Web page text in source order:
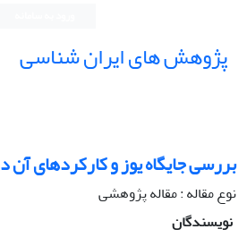
پژوهش های ایران شناسی
بررسی جایگاه یوز و کارکردهای آن
نوع مقاله : مقاله پژوهشی
نویسندگان